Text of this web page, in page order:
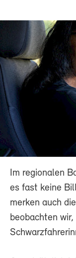
Im regionalen
es fast keine
merken auch
beobachten